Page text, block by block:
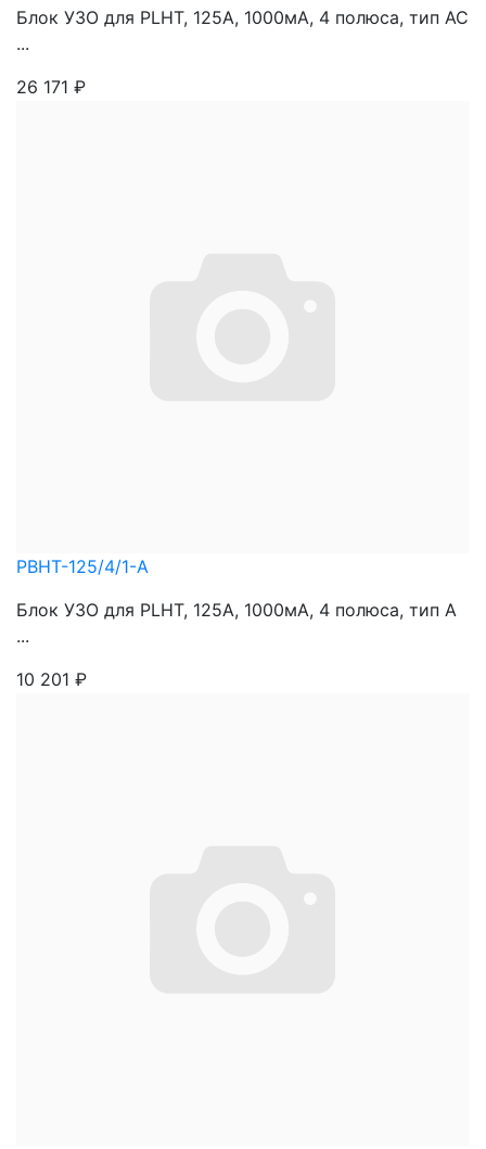
Блок УЗО для PLHT, 125A, 1000мА, 4 полюса, тип АС
...
26 171 ₽
PBHT-125/4/1-A
Блок УЗО для PLHT, 125A, 1000мА, 4 полюса, тип А
...
10 201 ₽